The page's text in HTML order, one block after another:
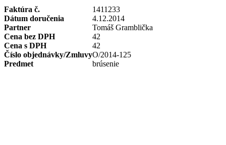
Faktúra č.
1411233
Dátum doručenia
4.12.2014
Partner
Tomáš Gramblička
Cena bez DPH
42
Cena s DPH
42
Číslo objednávky/ZmluvyO/2014-125
Predmet
brúsenie